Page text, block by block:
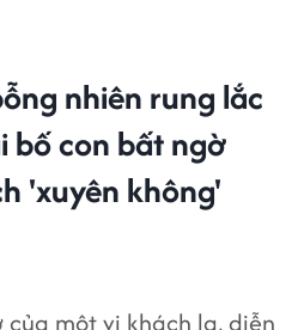
nhiên rung lắc
bố con bất ngờ
'xuyên không'
một vị khách lạ, diễn